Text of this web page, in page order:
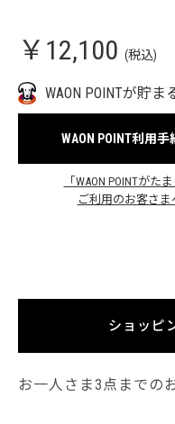
￥12,100 (税込)
WAON POINTが貯ま
WAON POINT利用
「WAON POINTがた
ご利用のお客さま
ショッピ
お一人さま3点までの